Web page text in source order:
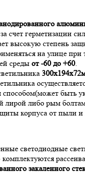
счет герметизации
высокую степень
на улице при
среды от -60 до +60.
быть
лирой либо рым
корпуса от пыли и
светодиодные
закаленного